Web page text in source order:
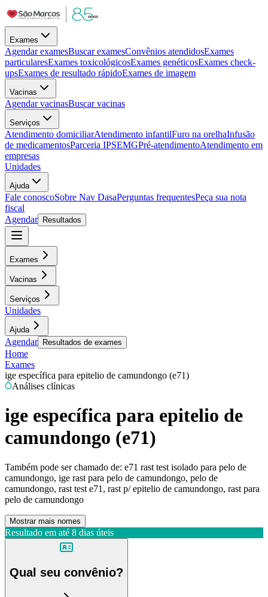
Exames
Agendar examesBuscar examesConvênios atendidosExames
particularesExames toxicológicosExames genéticosExames check-
upsExames de resultado rápidoExames de imagem
Vacinas
Agendar vacinasBuscar vacinas
Serviços
Atendimento domiciliarAtendimento infantilFuro na orelhaInfusão
de medicamentosParceria IPSEMGPré-atendimentoAtendimento em
empresas
Unidades
Ajuda
Fale conoscoSobre Nav DasaPerguntas frequentesPeça sua nota
fiscal
Agendar
Resultados
Exames
Vacinas
Serviços
Unidades
Ajuda
Agendar Resultados de exames
Home
Exames
ige específica para epitelio de camundongo (e71)
Análises clínicas
ige específica para epitelio de
camundongo (e71)
Também pode ser chamado de: e71 rast test isolado para pelo de
camundongo, ige rast para pelo de camundongo, pelo de
camundongo, rast test e71, rast p/ epitelio de camundongo, rast para
pelo de camundongo
Mostrar mais nomes
Resultado em até 8 dias úteis
Qual seu convênio?